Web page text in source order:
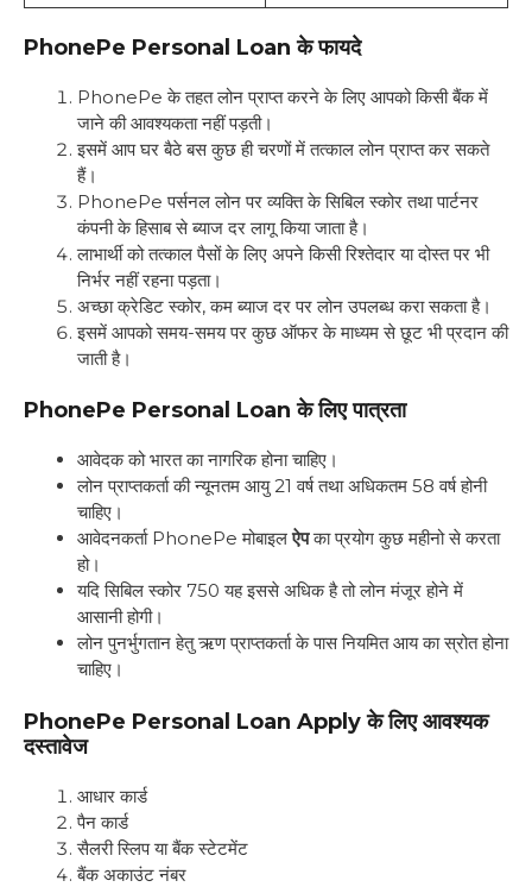
PhonePe Personal Loan के फायदे
PhonePe के तहत लोन प्राप्त करने के लिए आपको किसी बैंक में
जाने की आवश्यकता नहीं पड़ती।
इसमें आप घर बैठे बस कुछ ही चरणों में तत्काल लोन प्राप्त कर सकते
हैं।
PhonePe पर्सनल लोन पर व्यक्ति के सिबिल स्कोर तथा पार्टनर
कंपनी के हिसाब से ब्याज दर लागू किया जाता है।
लाभार्थी को तत्काल पैसों के लिए अपने किसी रिश्तेदार या दोस्त पर भी
निर्भर नहीं रहना पड़ता।
अच्छा क्रेडिट स्कोर, कम ब्याज दर पर लोन उपलब्ध करा सकता है।
इसमें आपको समय-समय पर कुछ ऑफर के माध्यम से छूट भी प्रदान की
जाती है।
PhonePe Personal Loan के लिए पात्रता
आवेदक को भारत का नागरिक होना चाहिए।
लोन प्राप्तकर्ता की न्यूनतम आयु 21 वर्ष तथा अधिकतम 58 वर्ष होनी
चाहिए।
आवेदनकर्ता PhonePe मोबाइलऐपका प्रयोग कुछ महीनो से करता
हो।
यदि सिबिल स्कोर 750 यह इससे अधिक है तो लोन मंजूर होने में
आसानी होगी।
लोन पुनर्भुगतान हेतु ऋण प्राप्तकर्ता के पास नियमित आय का स्रोत होना
चाहिए।
PhonePe Personal Loan Apply के लिए आवश्यक
दस्तावेज
आधार कार्ड
पैन कार्ड
सैलरी स्लिप या बैंक स्टेटमेंट
बैंक अकाउंट नंबर